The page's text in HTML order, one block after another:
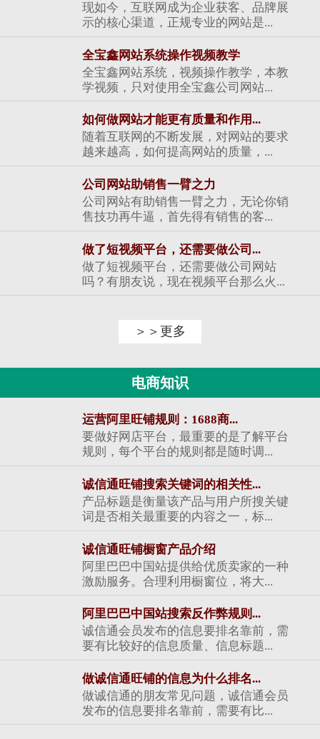
现如今，互联网成为企业获客、品牌展
示的核心渠道，正规专业的网站是...
全宝鑫网站系统操作视频教学
全宝鑫网站系统，视频操作教学，本教
学视频，只对使用全宝鑫公司网站...
如何做网站才能更有质量和作用...
随着互联网的不断发展，对网站的要求
越来越高，如何提高网站的质量，...
公司网站助销售一臂之力
公司网站有助销售一臂之力，无论你销
售技功再牛逼，首先得有销售的客...
做了短视频平台，还需要做公司...
做了短视频平台，还需要做公司网站
吗？有朋友说，现在视频平台那么火...
＞＞更多
电商知识
运营阿里旺铺规则：1688商...
要做好网店平台，最重要的是了解平台
规则，每个平台的规则都是随时调...
诚信通旺铺搜索关键词的相关性...
产品标题是衡量该产品与用户所搜关键
词是否相关最重要的内容之一，标...
诚信通旺铺橱窗产品介绍
阿里巴巴中国站提供给优质卖家的一种
激励服务。合理利用橱窗位，将大...
阿里巴巴中国站搜索反作弊规则...
诚信通会员发布的信息要排名靠前，需
要有比较好的信息质量、信息标题...
做诚信通旺铺的信息为什么排名...
做诚信通的朋友常见问题，诚信通会员
发布的信息要排名靠前，需要有比...